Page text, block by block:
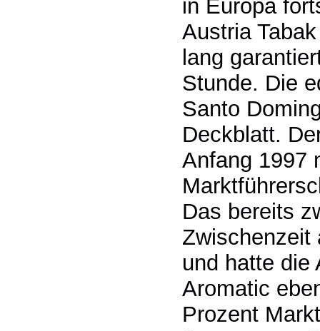
in Europa
Austria
lang
Stunde. Die
Santo
Deckblatt.
Anfang 1997
Das bereits
Zwischenzeit
und hatte die
Aromatic
Prozent